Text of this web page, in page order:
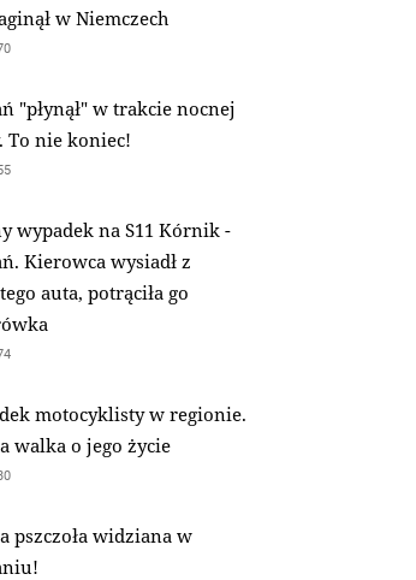
w Niemczech
"płynął" w trakcie nocnej
To nie koniec!
wypadek na S11 Kórnik -
Kierowca wysiadł z
auta, potrąciła go
motocyklisty w regionie.
walka o jego życie
pszczoła widziana w